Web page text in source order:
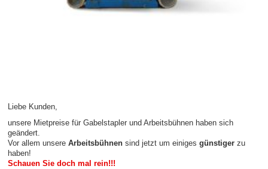
Liebe Kunden,
unsere Mietpreise für Gabelstapler und Arbeitsbühnen haben sich
geändert.
Vor allem unsereArbeitsbühnen sind jetzt um einigesgünstiger zu
haben!
Schauen Sie doch mal rein!!!